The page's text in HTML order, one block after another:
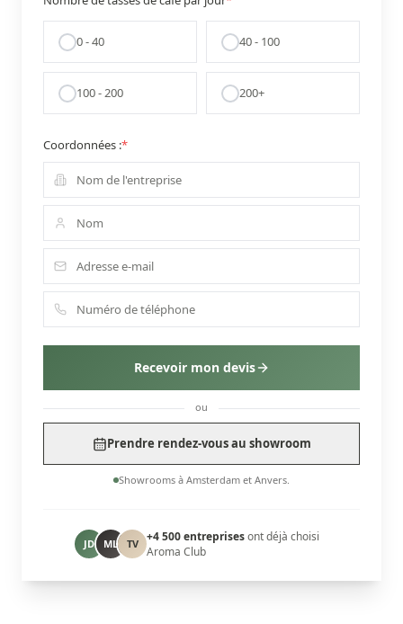
0 - 40 40 - 100
100 - 200 200+
Coordonnées :*
Recevoir mon devis
ou
Prendre rendez-vous au showroom
Showrooms à Amsterdam et Anvers.
JD ML TV +4 500 entreprisesont déjà choisi
Aroma Club